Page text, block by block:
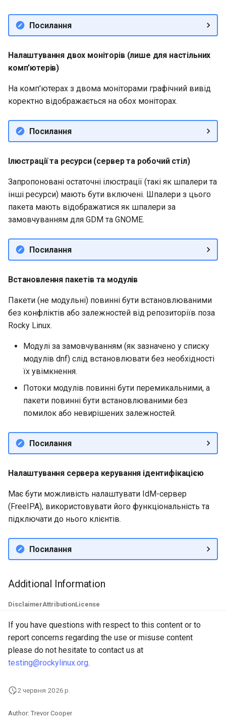
Посилання
Налаштування двох моніторів (лише для настільних
комп'ютерів)
На комп'ютерах з двома моніторами графічний вивід
коректно відображається на обох моніторах.
Посилання
Ілюстрації та ресурси (сервер та робочий стіл)
Запропоновані остаточні ілюстрації (такі як шпалери та
інші ресурси) мають бути включені. Шпалери з цього
пакета мають відображатися як шпалери за
замовчуванням для GDM та GNOME.
Посилання
Встановлення пакетів та модулів
Пакети (не модульні) повинні бути встановлюваними
без конфліктів або залежностей від репозиторіїв поза
Rocky Linux.
Модулі за замовчуванням (як зазначено у списку
модулів dnf) слід встановлювати без необхідності
їх увімкнення.
Потоки модулів повинні бути перемикальними, а
пакети повинні бути встановлюваними без
помилок або невирішених залежностей.
Посилання
Налаштування сервера керування ідентифікацією
Має бути можливість налаштувати IdM-сервер
(FreeIPA), використовувати його функціональність та
підключати до нього клієнтів.
Посилання
Additional Information
DisclaimerAttributionLicense
If you have questions with respect to this content or to
report concerns regarding the use or misuse content
please do not hesitate to contact us at
testing@rockylinux.org.
2 червня 2026 р.
Author: Trevor Cooper